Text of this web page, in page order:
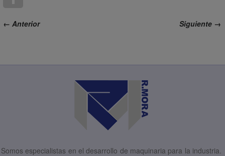
Siguiente →
← Anterior
Somos especialistas en el desarrollo de maquinaria para la industria.